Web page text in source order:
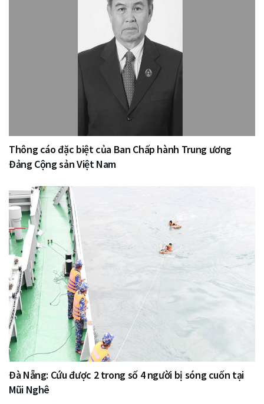
Thông cáo đặc biệt của Ban Chấp hành Trung ương
Đảng Cộng sản Việt Nam
Đà Nẵng: Cứu được 2 trong số 4 người bị sóng cuốn tại
Mũi Nghê